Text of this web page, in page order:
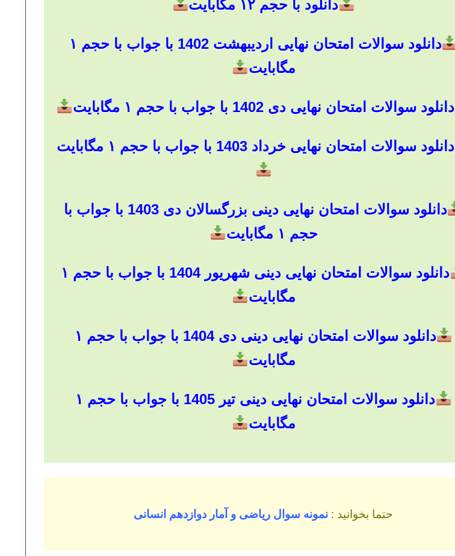
دانلود با حجم ۱۲ مگابایت
دانلود سوالات امتحان نهایی اردیبهشت 1402 با جواب با حجم ۱
مگابایت
دانلود سوالات امتحان نهایی دی 1402 با جواب با حجم ۱ مگابایت
دانلود سوالات امتحان نهایی خرداد 1403 با جواب با حجم ۱ مگابایت
دانلود سوالات امتحان نهایی دینی بزرگسالان دی 1403 با جواب با
حجم ۱ مگابایت
دانلود سوالات امتحان نهایی دینی شهریور 1404 با جواب با حجم ۱
مگابایت
دانلود سوالات امتحان نهایی دینی دی 1404 با جواب با حجم ۱
مگابایت
دانلود سوالات امتحان نهایی دینی تیر 1405 با جواب با حجم ۱
مگابایت
حتما بخوانید : نمونه سوال ریاضی و آمار دوازدهم انسانی